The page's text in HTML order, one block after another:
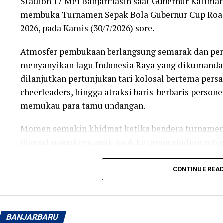
membuka Turnamen Sepak Bola Gubernur Cup
2026, pada Kamis (30/7/2026) sore.
Atmosfer pembukaan berlangsung semarak dan
menyanyikan lagu Indonesia Raya yang
dilanjutkan pertunjukan tari kolosal bertema
cheerleaders, hingga atraksi baris-berbaris
memukau para tamu undangan.
Momen semakin khidmat ketika bendera
muda yang mencintai olahraga, khususnya sepak
Kedatangan Gubernur H. Muhidin disambut
Zainal Arifin bersama jajaran Forum Koordinasi
Danlanal Banjarmasin, Sekretaris Daerah
CONTINUE
BANJARBARU